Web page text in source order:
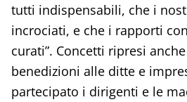
tutti indispensabili, che i
incrociati, e che i rapporti
curati”. Concetti ripresi
benedizioni alle ditte e
partecipato i dirigenti e le